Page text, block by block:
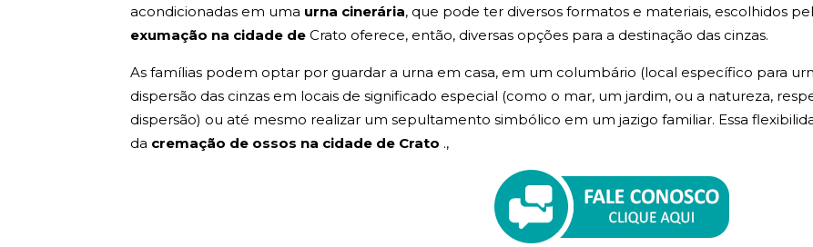
acondicionadas em uma urna cinerária, que pode ter diversos formatos e materiais, escolhidos
exumação na cidade de Crato oferece, então, diversas opções para a destinação das cinzas.
As famílias podem optar por guardar a urna em casa, em um columbário (local específico para
dispersão das cinzas em locais de significado especial (como o mar, um jardim, ou a natureza,
dispersão) ou até mesmo realizar um sepultamento simbólico em um jazigo familiar. Essa
da cremação de ossos na cidade de Crato .,